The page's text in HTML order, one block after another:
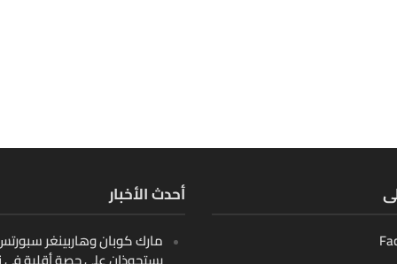
أحدث الأخبار
مارك كوبان وهاربينغر سبورتس